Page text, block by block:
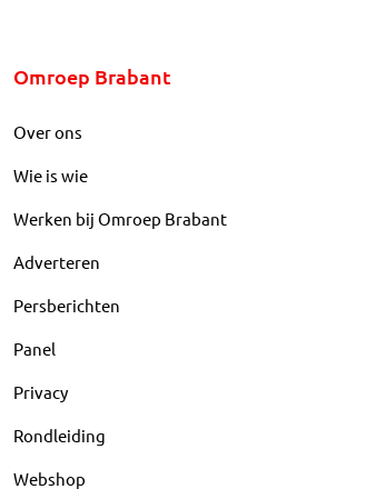
Omroep Brabant
Over ons
Wie is wie
Werken bij Omroep Brabant
Adverteren
Persberichten
Panel
Privacy
Rondleiding
Webshop